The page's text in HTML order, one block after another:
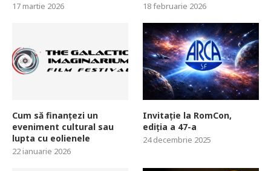
17 martie 2026 18 februarie 2026
Cum să finanțezi un
eveniment cultural sau
lupta cu eolienele
22 ianuarie 2026
Invitație la RomCon,
ediția a 47-a
24 decembrie 2025